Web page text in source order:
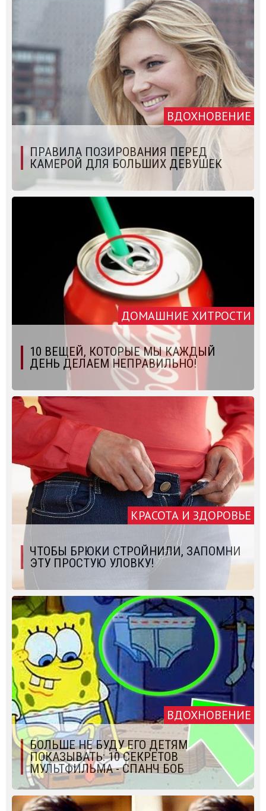
ВДОХНОВЕНИЕ
ПРАВИЛА ПОЗИРОВАНИЯ ПЕРЕД
КАМЕРОЙ ДЛЯ БОЛЬШИХ ДЕВУШЕК
ДОМАШНИЕ ХИТРОСТИ
10 ВЕЩЕЙ, КОТОРЫЕ МЫ КАЖДЫЙ
ДЕНЬ ДЕЛАЕМ НЕПРАВИЛЬНО!
КРАСОТА И ЗДОРОВЬЕ
ЧТОБЫ БРЮКИ СТРОЙНИЛИ, ЗАПОМНИ
ЭТУ ПРОСТУЮ УЛОВКУ!
ВДОХНОВЕНИЕ
БОЛЬШЕ НЕ БУДУ ЕГО ДЕТЯМ
ПОКАЗЫВАТЬ: 10 СЕКРЕТОВ
МУЛЬТФИЛЬМА - СПАНЧ БОБ